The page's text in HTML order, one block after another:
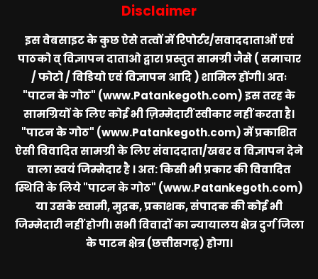
Disclaimer
इस वेबसाइट के कुछ ऐसे तत्वों में रिपोर्टर/सवाददाताओं एवं
पाठको व् विज्ञापन दाताओ द्वारा प्रस्तुत सामग्री जैसे ( समाचार
/ फोटो / विडियो एवं विज्ञापन आदि ) शामिल होंगी। अतः
"पाटन के गोठ" (www.Patankegoth.com)इस तरह के
सामग्रियों के लिए कोई भी ज़िम्मेदारीं स्वीकार नहीं करता है।
"पाटन के गोठ" (www.Patankegoth.com)में प्रकाशित
ऐसी विवादित सामग्री के लिए संवाददाता/खबर व विज्ञापन देने
वाला स्वयं जिम्मेदार है । अत: किसी भी प्रकार की विवादित
स्थिति के लिये"पाटन के गोठ" (www.Patankegoth.com)
या उसके स्वामी, मुद्रक, प्रकाशक, संपादक की कोई भी
जिम्मेदारी नहीं होगी। सभी विवादों का न्यायालय क्षेत्र दुर्ग जिला
के पाटन क्षेत्र (छत्तीसगढ़) होगा।